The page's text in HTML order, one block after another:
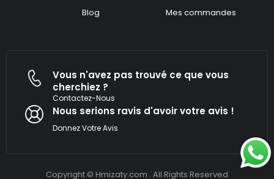
Blog
Mes commandes
Vous n'avez pas trouvé ce que vous
cherchiez ?
Contactez-Nous
Nous serions ravis d'avoir votre avis !​
Donnez Votre Avis
Copyright © Hmizaty.com . All Rights Reserved